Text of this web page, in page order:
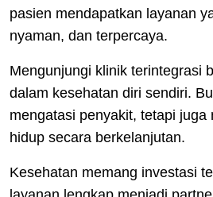
pasien mendapatkan layanan
nyaman, dan terpercaya.
Mengunjungi klinik terintegrasi
dalam kesehatan diri sendiri.
mengatasi penyakit, tetapi juga
hidup secara berkelanjutan.
Kesehatan memang investasi